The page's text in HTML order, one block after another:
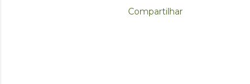
Compartilhar